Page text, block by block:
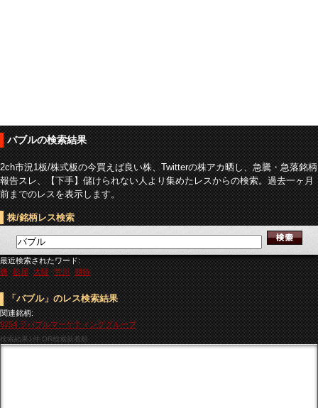
バブルの検索結果
2ch市況1板/株式板の今買えば良い株、Twitterの株アカ晒し、急騰・急落銘柄
報告スレ、【下手】儲けられない人より集めたレスからの検索。過去一ヶ月
前までのレスを表示します。
株/銘柄レス検索
最近検索されたワード:
難 松屋 太陽 荒川 期待
「バブル」のレス検索結果
関連銘柄:
9254 ラバブルマーケティンググループ
検索結果1件 OR検索新着順